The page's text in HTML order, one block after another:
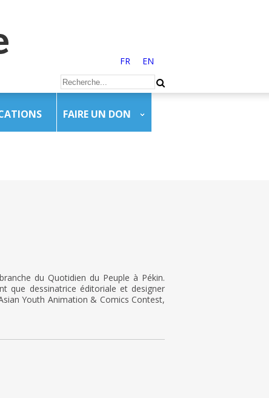
FR EN
FAIRE UN DON
du Quotidien du Peuple à Pékin.
que dessinatrice éditoriale et designer
Youth Animation & Comics Contest,